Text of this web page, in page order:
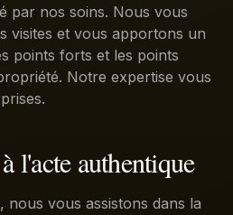
par nos soins. Nous vous
visites et vous apportons un
points forts et les points
Notre expertise vous
l'acte authentique
vous assistons dans la